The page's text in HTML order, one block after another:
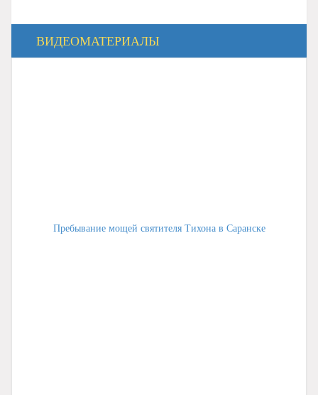
ВИДЕОМАТЕРИАЛЫ
Пребывание мощей святителя Тихона в Саранске